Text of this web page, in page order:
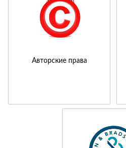
Авторские права